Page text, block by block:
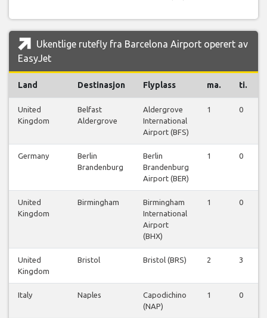
Ukentlige rutefly fra Barcelona Airport operert av
EasyJet
Land Destinasjon Flyplass ma. ti.
United
Kingdom
Belfast
Aldergrove
Aldergrove
International
Airport (BFS)
1 0
Germany
Berlin
Brandenburg
Berlin
Brandenburg
Airport (BER)
1 0
United
Kingdom
Birmingham
Birmingham
International
Airport
(BHX)
1 0
United
Kingdom
Bristol Bristol (BRS) 2 3
Italy Naples
Capodichino
(NAP)
1 0